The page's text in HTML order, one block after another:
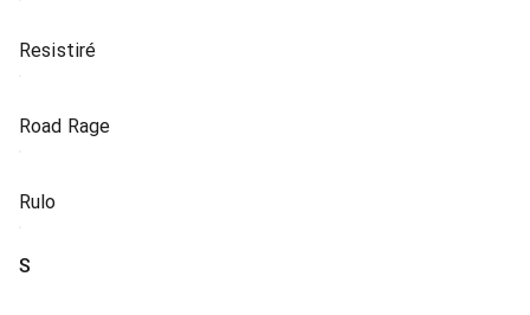
Resistiré
Road Rage
Rulo
S